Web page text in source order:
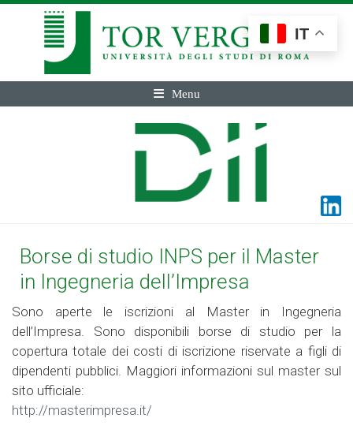
Menu
Borse di studio INPS per il Master
in Ingegneria dell’Impresa
Sono aperte le iscrizioni al Master in Ingegneria
dell’Impresa. Sono disponibili borse di studio per la
copertura totale dei costi di iscrizione riservate a figli di
dipendenti pubblici. Maggiori informazioni sul master sul
sito ufficiale:
http://masterimpresa.it/
IT